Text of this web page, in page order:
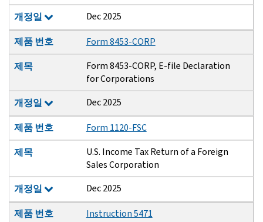
개정일
Dec 2025
제품 번호
Form 8453-CORP
제목
Form 8453-CORP, E-file Declaration
for Corporations
개정일
Dec 2025
제품 번호
Form 1120-FSC
제목
U.S. Income Tax Return of a Foreign
Sales Corporation
개정일
Dec 2025
제품 번호
Instruction 5471